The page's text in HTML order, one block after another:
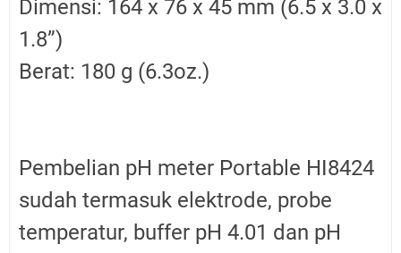
Dimensi: 164 x 76 x 45 mm (6.5 x 3.0 x
1.8”)
Berat: 180 g (6.3oz.)
Pembelian pH meter Portable HI8424
sudah termasuk elektrode, probe
temperatur, buffer pH 4.01 dan pH